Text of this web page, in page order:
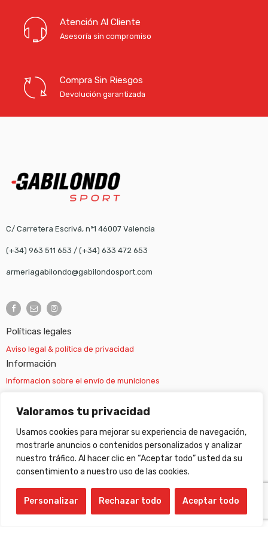
Valoramos tu privacidad
Usamos cookies para mejorar su experiencia de navegación,
mostrarle anuncios o contenidos personalizados y analizar
nuestro tráfico. Al hacer clic en “Aceptar todo” usted da su
consentimiento a nuestro uso de las cookies.
Personalizar Rechazar todo Aceptar todo
Atención Al Cliente
Asesoría sin compromiso
Compra Sin Riesgos
Devolución garantizada
C/ Carretera Escrivá, nº1 46007 Valencia
(+34) 963 511 653 / (+34) 633 472 653
armeriagabilondo@gabilondosport.com
Políticas legales
Aviso legal & política de privacidad
Información
Informacion sobre el envío de municiones
Información sobre el envío de armas
Cambios y devoluciones
Suscripción newsletter